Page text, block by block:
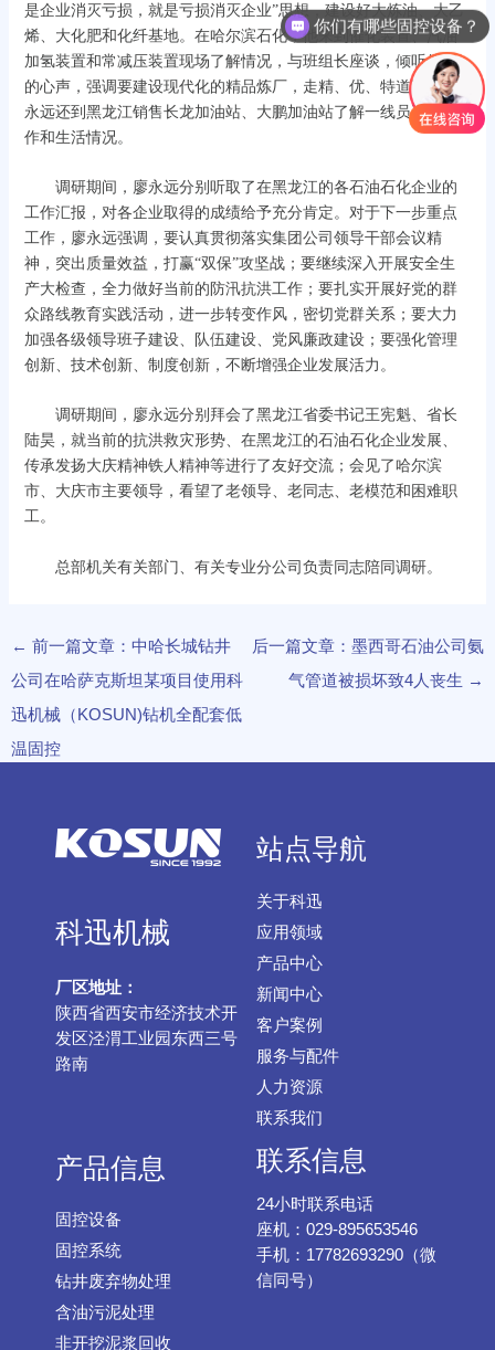
是企业消灭亏损，就是亏损消灭企业”思想，建设好大炼油、大乙
烯、大化肥和化纤基地。在哈尔滨石化，他来到催化装置、汽油
加氢装置和常减压装置现场了解情况，与班组长座谈，倾听他们
的心声，强调要建设现代化的精品炼厂，走精、优、特道路。廖
永远还到黑龙江销售长龙加油站、大鹏加油站了解一线员工的工
作和生活情况。
调研期间，廖永远分别听取了在黑龙江的各石油石化企业的
工作汇报，对各企业取得的成绩给予充分肯定。对于下一步重点
工作，廖永远强调，要认真贯彻落实集团公司领导干部会议精
神，突出质量效益，打赢“双保”攻坚战；要继续深入开展安全生
产大检查，全力做好当前的防汛抗洪工作；要扎实开展好党的群
众路线教育实践活动，进一步转变作风，密切党群关系；要大力
加强各级领导班子建设、队伍建设、党风廉政建设；要强化管理
创新、技术创新、制度创新，不断增强企业发展活力。
调研期间，廖永远分别拜会了黑龙江省委书记王宪魁、省长
陆昊，就当前的抗洪救灾形势、在黑龙江的石油石化企业发展、
传承发扬大庆精神铁人精神等进行了友好交流；会见了哈尔滨
市、大庆市主要领导，看望了老领导、老同志、老模范和困难职
工。
总部机关有关部门、有关专业分公司负责同志陪同调研。
← 前一篇文章：中哈长城钻井
公司在哈萨克斯坦某项目使用科
迅机械（KOSUN)钻机全配套低
温固控
后一篇文章：墨西哥石油公司氨
气管道被损坏致4人丧生 →
科迅机械
厂区地址：
陕西省西安市经济技术开
发区泾渭工业园东西三号
路南
站点导航
关于科迅
应用领域
产品中心
新闻中心
客户案例
服务与配件
人力资源
联系我们
产品信息
固控设备
固控系统
钻井废弃物处理
含油污泥处理
非开挖泥浆回收
联系信息
24小时联系电话
座机：029-895653546
手机：17782693290（微
信同号）
你们有哪些固控设备？